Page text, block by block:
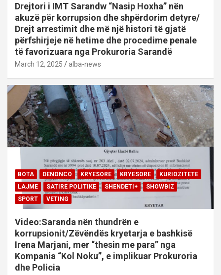
Drejtori i IMT Sarandw “Nasip Hoxha” nën
akuzë për korrupsion dhe shpërdorim detyre/
Drejt arrestimit dhe më një histori të gjatë
përfshirjeje në hetime dhe procedime penale
të favorizuara nga Prokuroria Sarandë
March 12, 2025 alba-news
BOTA DENONCO KRYESORE KRYESORE
KURIOZITETE
LAJME
SATIRE POLITIKE SHENDETI+
SHOWBIZ
SPORT
VETING
Video:Saranda nën thundrën e
korrupsionit/Zëvëndës kryetarja e bashkisë
Irena Marjani, mer “thesin me para” nga
Kompania “Kol Noku”, e implikuar Prokuroria
dhe Policia